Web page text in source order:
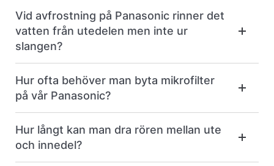
Vid avfrostning på Panasonic rinner det
vatten från utedelen men inte ur
slangen?
Hur ofta behöver man byta mikrofilter
på vår Panasonic?
Hur långt kan man dra rören mellan ute
och innedel?